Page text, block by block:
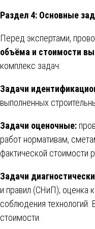
Раздел 4: Основные
Перед экспертами,
объёма и стоимости
комплекс задач:
Задачи
выполненных
Задачи оценочные:
работ нормативам,
фактической стоимости
Задачи
и правил (СНиП); оценка
соблюдения
стоимости.